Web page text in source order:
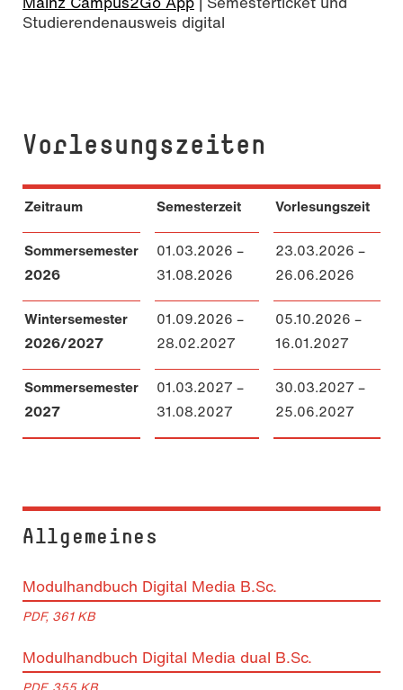
Stu­die­ren­den­aus­weis digital
Vorlesungszeiten
Zeitraum Semesterzeit Vorlesungszeit
Sommersemester
2026
01.03.2026 –
31.08.2026
23.03.2026 –
26.06.2026
Wintersemester
2026/2027
01.09.2026 –
28.02.2027
05.10.2026 –
16.01.2027
Sommersemester
2027
01.03.2027 –
31.08.2027
30.03.2027 –
25.06.2027
Allgemeines
Modulhandbuch Digital Media B.Sc.
PDF, 361 KB
Modulhandbuch Digital Media dual B.Sc.